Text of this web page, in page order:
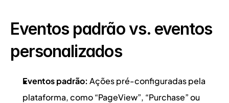
Eventos padrão vs. eventos
personalizados
Eventos padrão: Ações pré-configuradas pela
plataforma, como “PageView”, “Purchase” ou